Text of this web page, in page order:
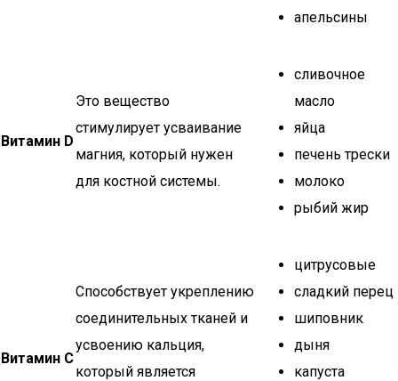
апельсины
Витамин D
Это вещество
стимулирует усваивание
магния, который нужен
для костной системы.
сливочное
масло
яйца
печень трески
молоко
рыбий жир
Витамин С
Способствует укреплению
соединительных тканей и
усвоению кальция,
который является
цитрусовые
сладкий перец
шиповник
дыня
капуста